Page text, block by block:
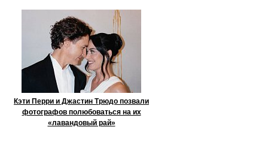
Кэти Перри и Джастин Трюдо позвали
фотографов полюбоваться на их
«лавандовый рай»